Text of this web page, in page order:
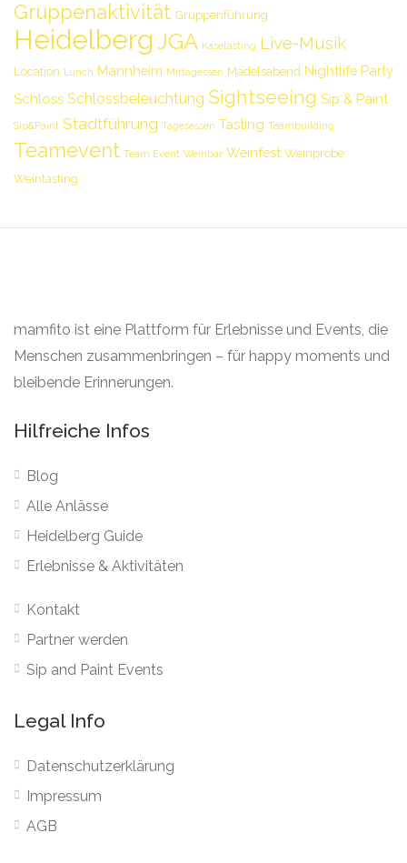
Gruppenaktivität Gruppenführung
Heidelberg JGA Käsetasting Live-Musik
Location Lunch Mannheim Mittagessen Mädelsabend Nightlife Party
Schloss Schlossbeleuchtung Sightseeing Sip & Paint
Sip&Paint Stadtführung Tagesessen Tasting Teambuilding
Teamevent Team Event Weinbar Weinfest Weinprobe
Weintasting
mamfito ist eine Plattform für Erlebnisse und Events, die
Menschen zusammenbringen – für happy moments und
bleibende Erinnerungen.
Hilfreiche Infos
Blog
Alle Anlässe
Heidelberg Guide
Erlebnisse & Aktivitäten
Kontakt
Partner werden
Sip and Paint Events
Legal Info
Datenschutzerklärung
Impressum
AGB